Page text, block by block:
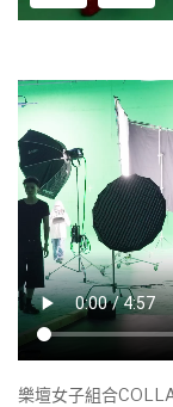
樂壇女子組合